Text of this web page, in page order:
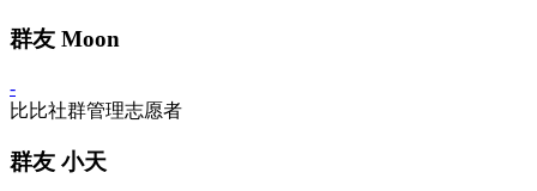
群友 Moon
-
比比社群管理志愿者
群友 小天